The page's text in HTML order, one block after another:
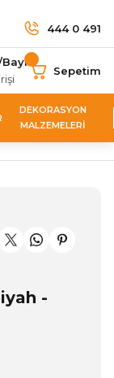
444 0 491
Bayi
Sepetim
DEKORASYON
MALZEMELERİ
-